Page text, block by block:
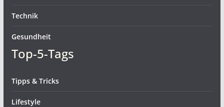
Technik
Gesundheit
Top-5-Tags
Tipps & Tricks
Lifestyle